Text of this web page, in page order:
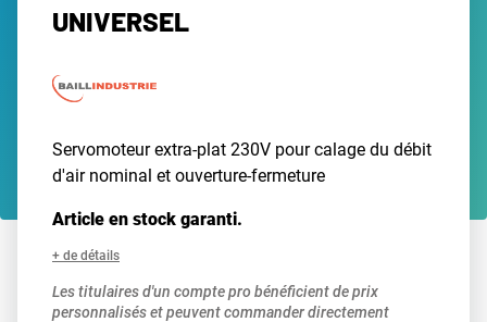
UNIVERSEL
Servomoteur extra-plat 230V pour calage du débit
d'air nominal et ouverture-fermeture
Article en stock garanti.
+ de détails
Les titulaires d'un compte pro bénéficient de prix
personnalisés et peuvent commander directement